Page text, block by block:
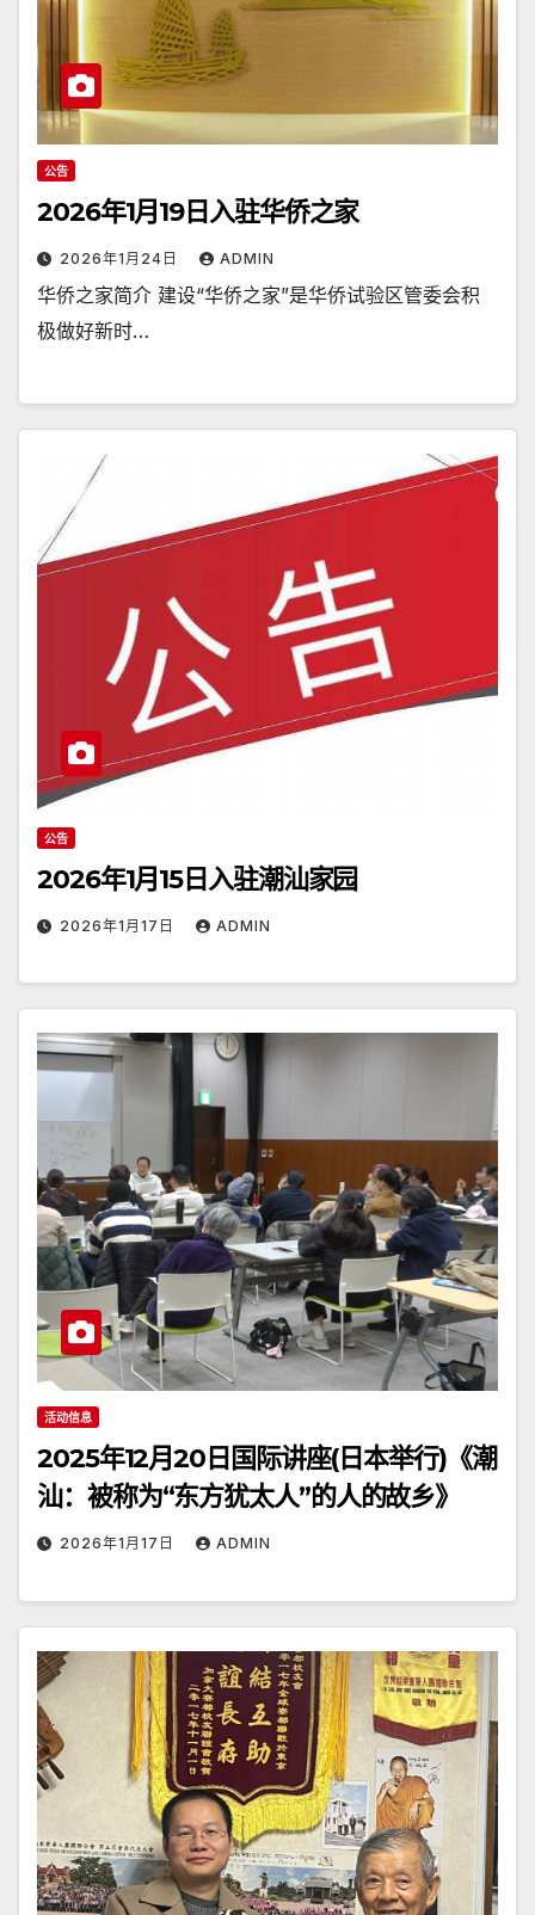
公告
2026年1月19日入驻华侨之家
2026年1月24日 ADMIN
华侨之家简介 建设“华侨之家”是华侨试验区管委会积
极做好新时…
公告
2026年1月15日入驻潮汕家园
2026年1月17日 ADMIN
活动信息
2025年12月20日国际讲座(日本举行)《潮
汕：被称为“东方犹太人”的人的故乡》
2026年1月17日 ADMIN